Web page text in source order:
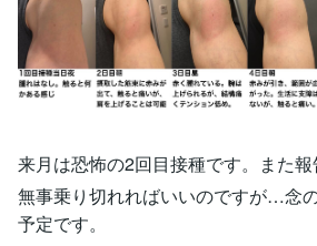
来月は恐怖の2回目接種です。また報
無事乗り切れればいいのですが…念
予定です。